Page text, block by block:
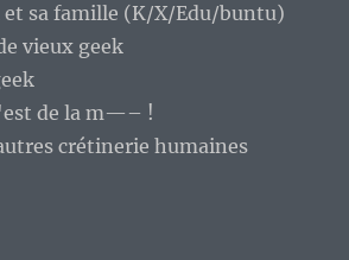
et sa famille (K/X/Edu/buntu)
vieux geek
de la m—– !
crétinerie humaines